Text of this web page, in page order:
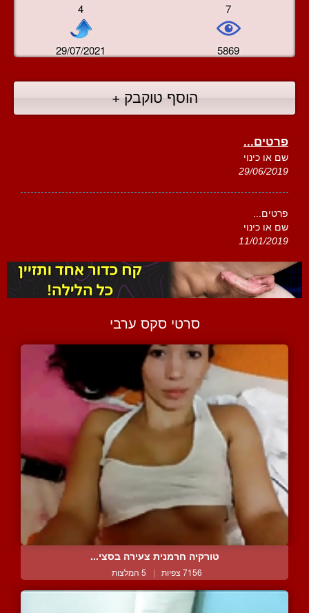
4 7
29/07/2021 5869
הוסף טוקבק +
פרטים...
שם או כינוי
29/06/2019
פרטים...
שם או כינוי
11/01/2019
סרטי סקס ערבי
טורקיה חרמנית צעירה בסצי...
7156 צפיות | 5 המלצות